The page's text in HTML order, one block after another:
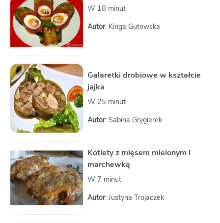
W 10 minut
Autor: Kinga Gutowska
Galaretki drobiowe w kształcie
jajka
W 25 minut
Autor: Sabina Grygierek
Kotlety z mięsem mielonym i
marchewką
W 7 minut
Autor: Justyna Trojaczek